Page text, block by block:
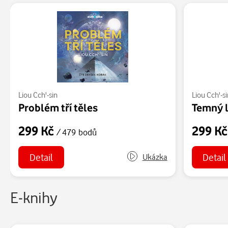
Liou Cch'-sin
Problém tří těles
299 Kč / 479 bodů
Detail Ukázka
Liou Cch'-
Temný
299
Detail
E-knihy